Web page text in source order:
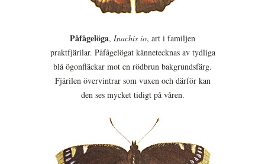
Påfågelöga, Inachis io, art i familjen
praktfjärilar. Påfågelögat kännetecknas av tydliga
blå ögonfläckar mot en rödbrun bakgrundsfärg.
Fjärilen övervintrar som vuxen och därför kan
den ses mycket tidigt på våren.